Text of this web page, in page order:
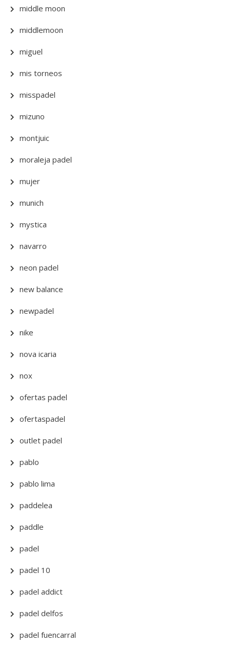
middle moon
middlemoon
miguel
mis torneos
misspadel
mizuno
montjuic
moraleja padel
mujer
munich
mystica
navarro
neon padel
new balance
newpadel
nike
nova icaria
nox
ofertas padel
ofertaspadel
outlet padel
pablo
pablo lima
paddelea
paddle
padel
padel 10
padel addict
padel delfos
padel fuencarral